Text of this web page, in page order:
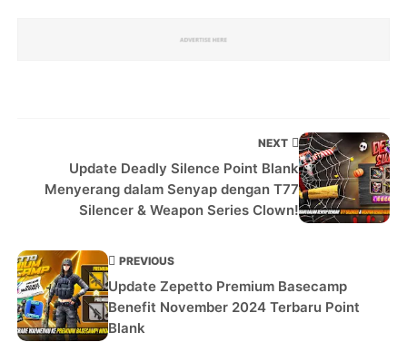
NEXT
Update Deadly Silence Point Blank
Menyerang dalam Senyap dengan T77
Silencer & Weapon Series Clown!
PREVIOUS
Update Zepetto Premium Basecamp
Benefit November 2024 Terbaru Point
Blank